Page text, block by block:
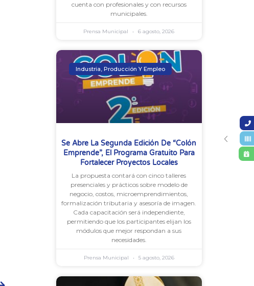
cuenta con profesionales y con recursos
municipales.
Prensa Municipal 6 agosto, 2026
Industria, Producción Y Empleo
Se Abre La Segunda Edición De “Colón
Emprende”, El Programa Gratuito Para
Fortalecer Proyectos Locales
La propuesta contará con cinco talleres
presenciales y prácticos sobre modelo de
negocio, costos, microemprendimientos,
formalización tributaria y asesoría de imagen.
Cada capacitación será independiente,
permitiendo que los participantes elijan los
módulos que mejor respondan a sus
necesidades.
Prensa Municipal 5 agosto, 2026